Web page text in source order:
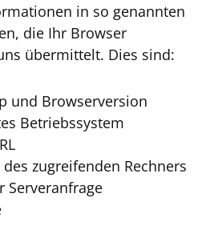
in so genannten
die Ihr Browser
übermittelt. Dies sind:
und Browserversion
Betriebssystem
zugreifenden Rechners
Serveranfrage